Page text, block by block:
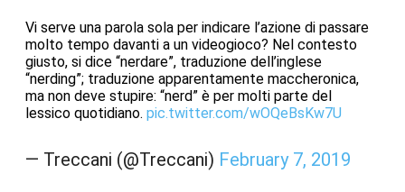
Vi serve una parola sola per indicare l’azione di passare
molto tempo davanti a un videogioco? Nel contesto
giusto, si dice “nerdare”, traduzione dell’inglese
“nerding”; traduzione apparentamente maccheronica,
ma non deve stupire: “nerd” è per molti parte del
lessico quotidiano. pic.twitter.com/wOQeBsKw7U
— Treccani (@Treccani) February 7, 2019